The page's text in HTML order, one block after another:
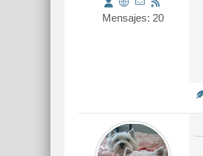
Mensajes: 20